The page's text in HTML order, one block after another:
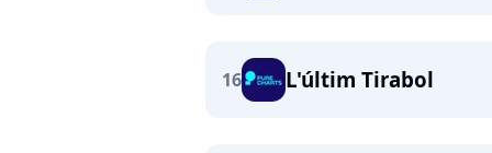
16 L'últim Tirabol